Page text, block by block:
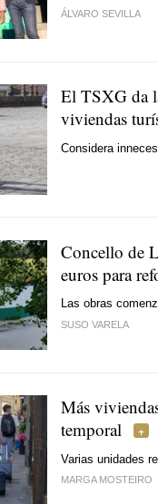
ÁLVARO SEVILLA
El TSXG da
viviendas
Considera
Concello de
euros para
Las obras
SUSO VARELA
Más
temporal
Varias unidades
MARGA MOSTEIRO